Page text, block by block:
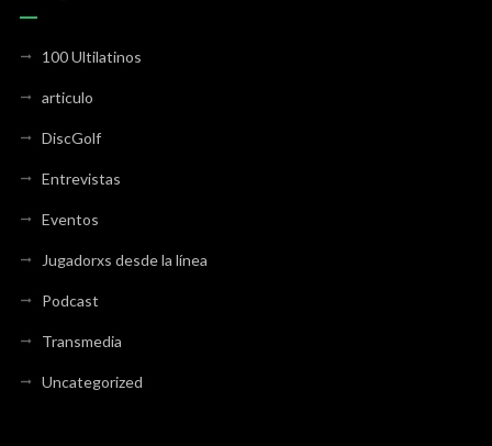
100 Ultilatinos
articulo
DiscGolf
Entrevistas
Eventos
Jugadorxs desde la línea
Podcast
Transmedia
Uncategorized